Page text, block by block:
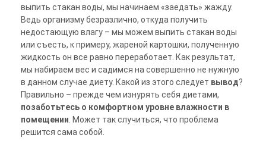
выпить стакан воды, мы начинаем «заедать» жажду.
Ведь организму безразлично, откуда получить
недостающую влагу – мы можем выпить стакан воды
или съесть, к примеру, жареной картошки, полученную
жидкость он все равно переработает. Как результат,
мы набираем вес и садимся на совершенно не нужную
в данном случае диету. Какой из этого следует вывод?
Правильно – прежде чем изнурять себя диетами,
позаботьтесь о комфортном уровне влажности в
помещении . Может так случиться, что проблема
решится сама собой.